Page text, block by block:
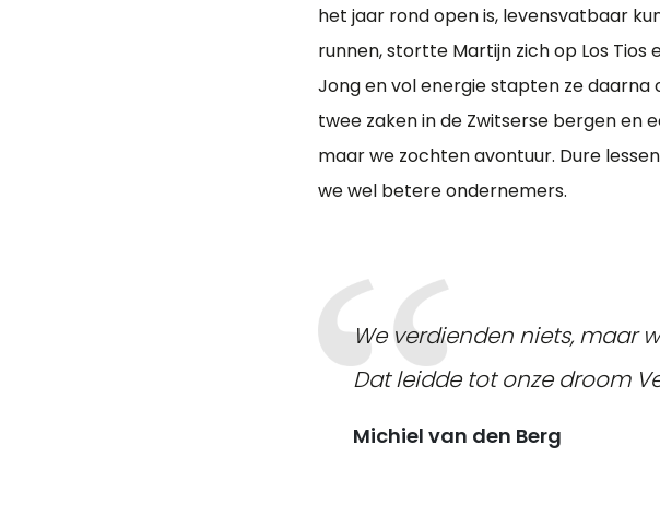
het jaar rond open is, levensvatbaar
runnen, stortte Martijn zich op Los
Jong en vol energie stapten ze daarna
twee zaken in de Zwitserse bergen en
maar we zochten avontuur. Dure
we wel betere ondernemers.
We verdienden niets, maar
Dat leidde tot onze droom
Michiel van den Berg